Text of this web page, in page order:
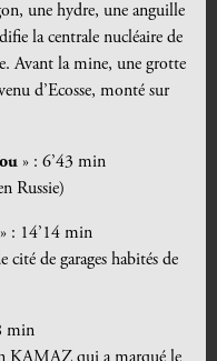
une hydre, une anguille
la centrale nucléaire de
Avant la mine, une grotte
d’Ecosse, monté sur
» : 6’43 min
Russie)
» : 14’14 min
cité de garages habités de
min